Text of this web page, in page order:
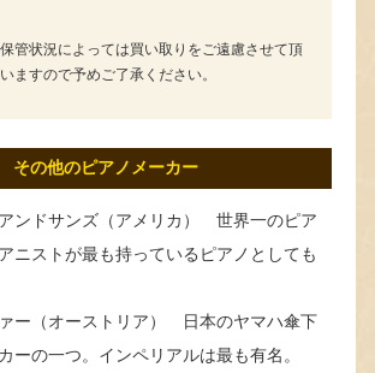
管状況によっては買い取りをご遠慮させて頂
ますので予めご了承ください。
その他のピアノメーカー
ンドサンズ（アメリカ） 世界一のピア
ニストが最も持っているピアノとしても
ー（オーストリア） 日本のヤマハ傘下
ーの一つ。インペリアルは最も有名。